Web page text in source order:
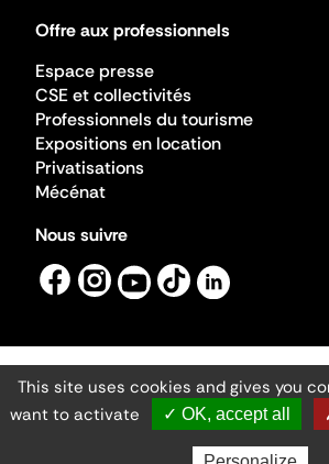
Offre aux professionnels
Espace presse
CSE et collectivités
Professionnels du tourisme
Expositions en location
Privatisations
Mécénat
Nous suivre
Mentions légales
Gestion des cookies
Accessibilité
Ministère de la Culture
- Cité de l'architecture et du
This site uses cookies and gives you
want to activate
✓ OK, accept all